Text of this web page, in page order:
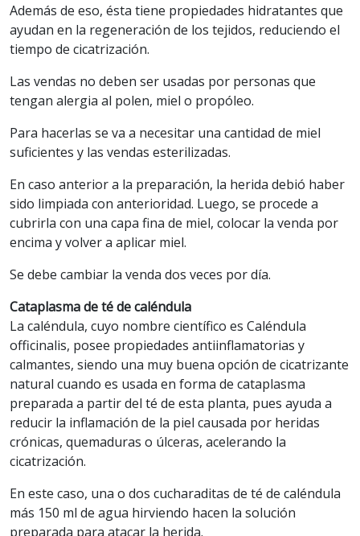
Además de eso, ésta tiene propiedades hidratantes que
ayudan en la regeneración de los tejidos, reduciendo el
tiempo de cicatrización.
Las vendas no deben ser usadas por personas que
tengan alergia al polen, miel o propóleo.
Para hacerlas se va a necesitar una cantidad de miel
suficientes y las vendas esterilizadas.
En caso anterior a la preparación, la herida debió haber
sido limpiada con anterioridad. Luego, se procede a
cubrirla con una capa fina de miel, colocar la venda por
encima y volver a aplicar miel.
Se debe cambiar la venda dos veces por día.
Cataplasma de té de caléndula
La caléndula, cuyo nombre científico es Caléndula
officinalis, posee propiedades antiinflamatorias y
calmantes, siendo una muy buena opción de cicatrizante
natural cuando es usada en forma de cataplasma
preparada a partir del té de esta planta, pues ayuda a
reducir la inflamación de la piel causada por heridas
crónicas, quemaduras o úlceras, acelerando la
cicatrización.
En este caso, una o dos cucharaditas de té de caléndula
más 150 ml de agua hirviendo hacen la solución
preparada para atacar la herida.